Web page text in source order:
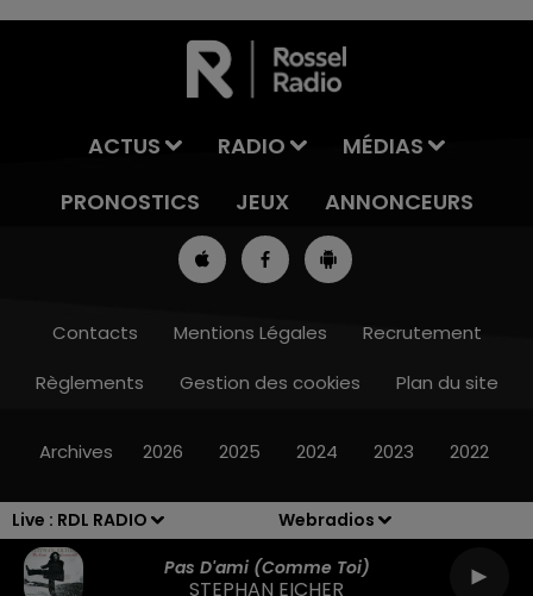
Live : RDL RADIO
Webradios
Pas D'ami (comme Toi)
STEPHAN EICHER
7h00 - 10h00
ACTUS RADIO
MÉDIAS
PRONOSTICS
JEUX ANNONCEURS
Contacts Mentions Légales
Recrutement
Règlements
Gestion des cookies Plan du site
Archives 2026 2025 2024 2023 2022